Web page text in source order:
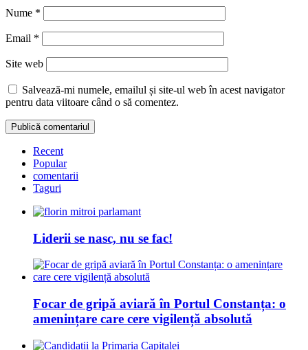
Nume *
Email *
Site web
Salvează-mi numele, emailul și site-ul web în acest navigator
pentru data viitoare când o să comentez.
Recent
Popular
comentarii
Taguri
Liderii se nasc, nu se fac!
Focar de gripă aviară în Portul Constanța: o
amenințare care cere vigilență absolută